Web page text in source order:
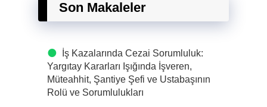
Son Makaleler
İş Kazalarında Cezai Sorumluluk:
Yargıtay Kararları Işığında İşveren,
Müteahhit, Şantiye Şefi ve Ustabaşının
Rolü ve Sorumlulukları